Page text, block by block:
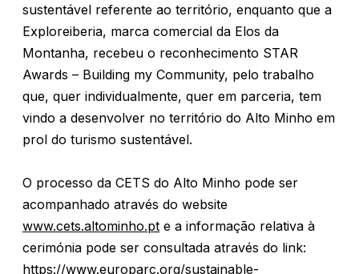
sustentável referente ao território, enquanto que a
Exploreiberia, marca comercial da Elos da
Montanha, recebeu o reconhecimento STAR
Awards – Building my Community, pelo trabalho
que, quer individualmente, quer em parceria, tem
vindo a desenvolver no território do Alto Minho em
prol do turismo sustentável.
O processo da CETS do Alto Minho pode ser
acompanhado através do website
www.cets.altominho.pt e a informação relativa à
cerimónia pode ser consultada através do link:
https://www.europarc.org/sustainable-